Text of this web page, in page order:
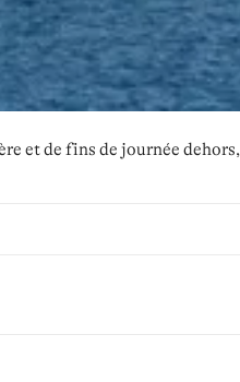
et de fins de journée